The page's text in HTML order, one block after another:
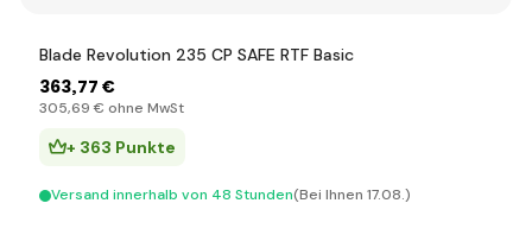
Blade Revolution 235 CP SAFE RTF Basic
363,77 €
305,69 € ohne MwSt
+ 363 Punkte
Versand innerhalb von 48 Stunden(Bei Ihnen 17.08.)